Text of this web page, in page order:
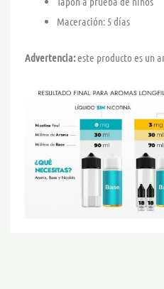
Maceración: 5 días
Advertencia:este producto es un